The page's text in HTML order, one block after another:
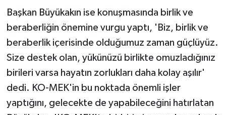
Başkan Büyükakın ise konuşmasında birlik ve
beraberliğin önemine vurgu yaptı, 'Biz, birlik ve
beraberlik içerisinde olduğumuz zaman güçlüyüz.
Size destek olan, yükünüzü birlikte omuzladığınız
birileri varsa hayatın zorlukları daha kolay aşılır'
dedi. KO-MEK'in bu noktada önemli işler
yaptığını, gelecekte de yapabileceğini hatırlatan